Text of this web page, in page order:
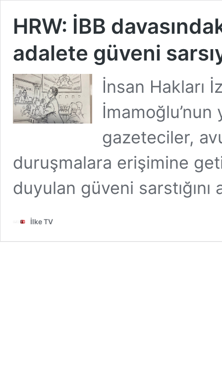
HRW: İBB
adalete güveni
İnsan Hakları
İmamoğlu’nun
gazeteciler,
duruşmalara erişimine
duyulan güveni sarstığını
İlke TV